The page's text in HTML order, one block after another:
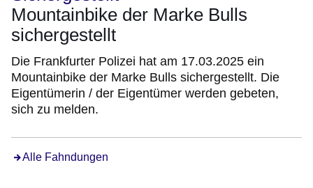
Mountainbike der Marke Bulls
sichergestellt
Die Frankfurter Polizei hat am 17.03.2025 ein
Mountainbike der Marke Bulls sichergestellt. Die
Eigentümerin / der Eigentümer werden gebeten,
sich zu melden.
Alle Fahndungen